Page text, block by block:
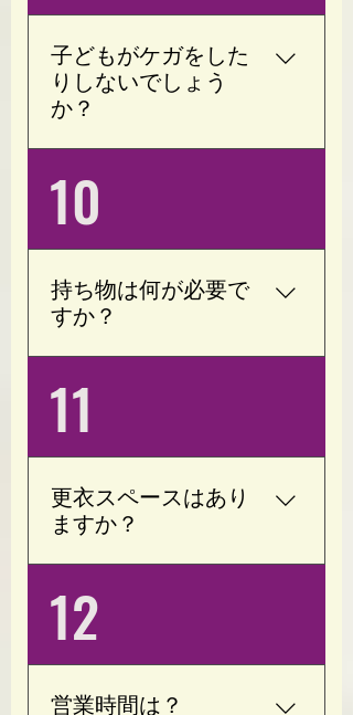
なくお子様と一緒にお過
ごしいただけます。 ご予
約の際にお気軽にお知ら
せください。
子どもがケガをした
りしないでしょう
か？
では、バーベルなどの重
たいトレーニング器具は
設置しておりません。 ま
た、お子様がゆったりと
過ごせるスペースもござ
いますので、同じ空間で
安心してお過ごしいただ
けます。
10
持ち物は何が必要で
すか？
シャツ)・タオル・お飲み
物をご用意ください。 室
内用シューズは必要あり
ません。
11
更衣スペースはあり
ますか？
用意しております。 お仕
事帰りやお出かけ前で
も、お着替えをしてご利
用いただけます。
12
営業時間は？